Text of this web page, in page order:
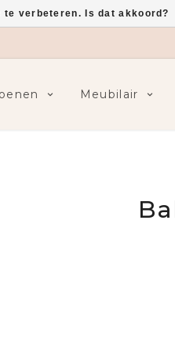
Meubilair
te verbeteren. Is dat akkoord?